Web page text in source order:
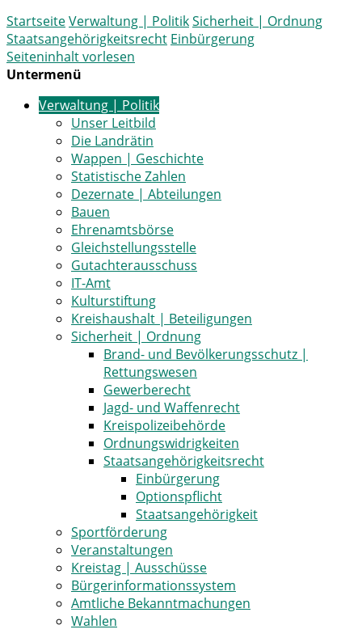
StartseiteVerwaltung | PolitikSicherheit | Ordnung
Staatsangehörigkeitsrecht Einbürgerung
Seiteninhalt vorlesen
Untermenü
Verwaltung | Politik
Unser Leitbild
Die Landrätin
Wappen | Geschichte
Statistische Zahlen
Dezernate | Abteilungen
Bauen
Ehrenamtsbörse
Gleichstellungsstelle
Gutachterausschuss
IT-Amt
Kulturstiftung
Kreishaushalt | Beteiligungen
Sicherheit | Ordnung
Brand- und Bevölkerungsschutz |
Rettungswesen
Gewerberecht
Jagd- und Waffenrecht
Kreispolizeibehörde
Ordnungswidrigkeiten
Staatsangehörigkeitsrecht
Einbürgerung
Optionspflicht
Staatsangehörigkeit
Sportförderung
Veranstaltungen
Kreistag | Ausschüsse
Bürgerinformationssystem
Amtliche Bekanntmachungen
Wahlen